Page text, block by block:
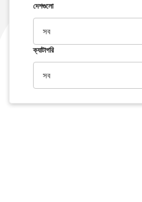
দেশগুলো
সব
ক্যাটাগরি
সব